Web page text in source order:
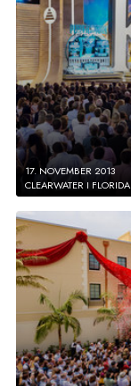
17. NOVEMBER 2013
CLEARWATER I FLORIDA